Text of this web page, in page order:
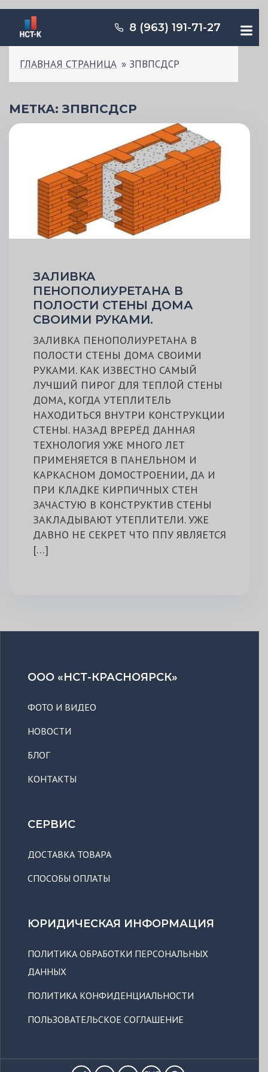
ПЕРЕЙТИ
8 (963) 191-71-27
ГЛАВНАЯ СТРАНИЦА » ЗПВПСДСР
МЕТКА:ЗПВПСДСР
ЗАЛИВКА
ПЕНОПОЛИУРЕТАНА В
ПОЛОСТИ СТЕНЫ ДОМА
СВОИМИ РУКАМИ.
ЗАЛИВКА ПЕНОПОЛИУРЕТАНА В
ПОЛОСТИ СТЕНЫ ДОМА СВОИМИ
РУКАМИ. КАК ИЗВЕСТНО САМЫЙ
ЛУЧШИЙ ПИРОГ ДЛЯ ТЕПЛОЙ СТЕНЫ
ДОМА, КОГДА УТЕПЛИТЕЛЬ
НАХОДИТЬСЯ ВНУТРИ КОНСТРУКЦИИ
СТЕНЫ. НАЗАД ВРЕРЁД ДАННАЯ
ТЕХНОЛОГИЯ УЖЕ МНОГО ЛЕТ
ПРИМЕНЯЕТСЯ В ПАНЕЛЬНОМ И
КАРКАСНОМ ДОМОСТРОЕНИИ, ДА И
ПРИ КЛАДКЕ КИРПИЧНЫХ СТЕН
ЗАЧАСТУЮ В КОНСТРУКТИВ СТЕНЫ
ЗАКЛАДЫВАЮТ УТЕПЛИТЕЛИ. УЖЕ
ДАВНО НЕ СЕКРЕТ ЧТО ППУ ЯВЛЯЕТСЯ
[…]
ООО «НСТ-КРАСНОЯРСК»
ФОТО И ВИДЕО
НОВОСТИ
БЛОГ
КОНТАКТЫ
СЕРВИС
ДОСТАВКА ТОВАРА
СПОСОБЫ ОПЛАТЫ
ЮРИДИЧЕСКАЯ ИНФОРМАЦИЯ
ПОЛИТИКА ОБРАБОТКИ ПЕРСОНАЛЬНЫХ
ДАННЫХ
ПОЛИТИКА КОНФИДЕНЦИАЛЬНОСТИ
ПОЛЬЗОВАТЕЛЬСКОЕ СОГЛАШЕНИЕ